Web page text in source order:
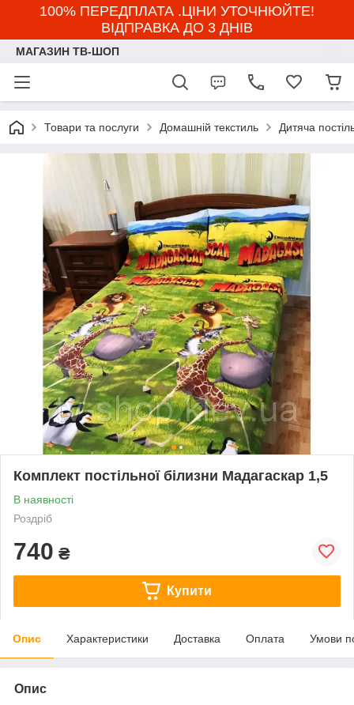
100% ПЕРЕДПЛАТА .ЦІНИ УТОЧНЮЙТЕ!
ВІДПРАВКА ДО 3 ДНІВ
МАГАЗИН ТВ-ШОП
Товари та послуги Домашній текстиль Дитяча
Комплект постільної білизни Мадагаскар 1,5
В наявності
Роздріб
740 ₴
Купити
Опис Характеристики Доставка Оплата Умови
Опис